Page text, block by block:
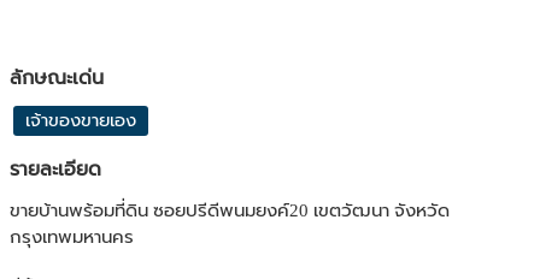
ลักษณะเด่น
เจ้าของขายเอง
รายละเอียด
ขายบ้านพร้อมที่ดิน ซอยปรีดีพนมยงค์20 เขตวัฒนา จังหวัด
กรุงเทพมหานคร